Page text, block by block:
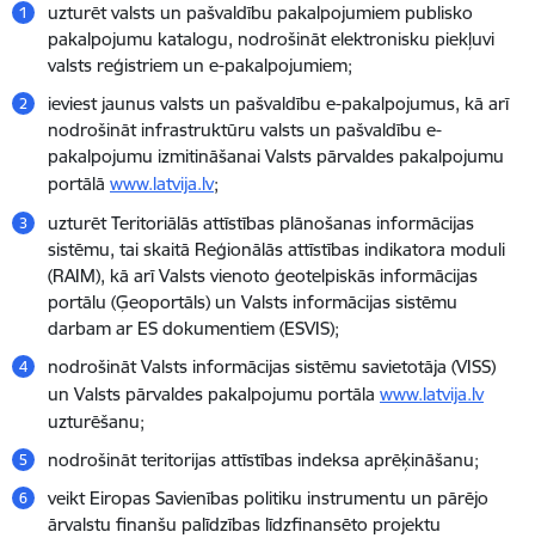
uzturēt valsts un pašvaldību pakalpojumiem publisko
pakalpojumu katalogu, nodrošināt elektronisku piekļuvi
valsts reģistriem un e-pakalpojumiem;
ieviest jaunus valsts un pašvaldību e-pakalpojumus, kā arī
nodrošināt infrastruktūru valsts un pašvaldību e-
pakalpojumu izmitināšanai Valsts pārvaldes pakalpojumu
portālā www.latvija.lv;
uzturēt Teritoriālās attīstības plānošanas informācijas
sistēmu, tai skaitā Reģionālās attīstības indikatora moduli
(RAIM), kā arī Valsts vienoto ģeotelpiskās informācijas
portālu (Ģeoportāls) un Valsts informācijas sistēmu
darbam ar ES dokumentiem (ESVIS);
nodrošināt Valsts informācijas sistēmu savietotāja (VISS)
un Valsts pārvaldes pakalpojumu portāla www.latvija.lv
uzturēšanu;
nodrošināt teritorijas attīstības indeksa aprēķināšanu;
veikt Eiropas Savienības politiku instrumentu un pārējo
ārvalstu finanšu palīdzības līdzfinansēto projektu